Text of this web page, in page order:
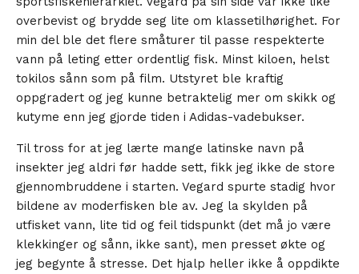
overbevist og brydde seg lite om klassetilhørighet. For
min del ble det flere småturer til passe respekterte
vann på leting etter ordentlig fisk. Minst kiloen, helst
tokilos sånn som på film. Utstyret ble kraftig
oppgradert og jeg kunne betraktelig mer om skikk og
kutyme enn jeg gjorde tiden i Adidas-vadebukser.
Til tross for at jeg lærte mange latinske navn på
insekter jeg aldri før hadde sett, fikk jeg ikke de store
gjennombruddene i starten. Vegard spurte stadig hvor
bildene av moderfisken ble av. Jeg la skylden på
utfisket vann, lite tid og feil tidspunkt (det må jo være
klekkinger og sånn, ikke sant), men presset økte og
jeg begynte å stresse. Det hjalp heller ikke å oppdikte